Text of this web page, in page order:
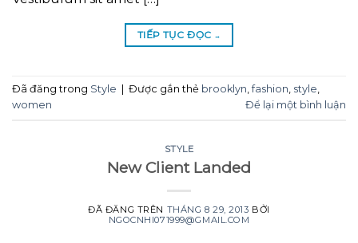
TIẾP TỤC ĐỌC →
Đã đăng trong Style Được gắn thẻ brooklyn,fashion, style,
women
Để lại một bình luận
STYLE
New Client Landed
ĐÃ ĐĂNG TRÊN THÁNG 8 29, 2013 BỞI
NGOCNHI071999@GMAIL.COM